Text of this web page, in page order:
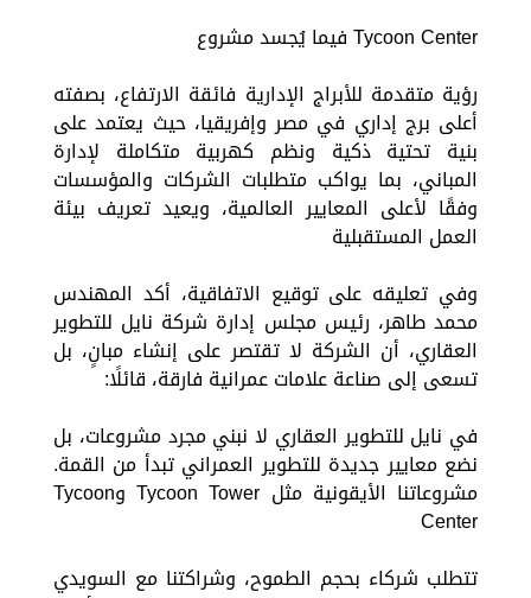
Tycoon Center فيما يُجسد مشروع
رؤية متقدمة للأبراج الإدارية فائقة الارتفاع، بصفته
أعلى برج إداري في مصر وإفريقيا، حيث يعتمد على
بنية تحتية ذكية ونظم كهربية متكاملة لإدارة
المباني، بما يواكب متطلبات الشركات والمؤسسات
وفقًا لأعلى المعايير العالمية، ويعيد تعريف بيئة
العمل المستقبلية
وفي تعليقه على توقيع الاتفاقية، أكد المهندس
محمد طاهر، رئيس مجلس إدارة شركة نايل للتطوير
العقاري، أن الشركة لا تقتصر على إنشاء مبانٍ، بل
تسعى إلى صناعة علامات عمرانية فارقة، قائلًا:
في نايل للتطوير العقاري لا نبني مجرد مشروعات، بل
نضع معايير جديدة للتطوير العمراني تبدأ من القمة.
مشروعاتنا الأيقونية مثل Tycoon Tower وTycoon
Center
تتطلب شركاء بحجم الطموح، وشراكتنا مع السويدي